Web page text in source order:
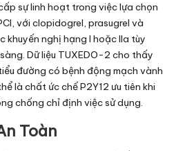
sự linh hoạt trong việc lựa chọn
với clopidogrel, prasugrel và
khuyến nghị hạng I hoặc IIa tùy
Dữ liệu TUXEDO-2 cho thấy
đường có bệnh động mạch vành
là chất ức chế P2Y12 ưu tiên khi
chống chỉ định việc sử dụng.
Toàn